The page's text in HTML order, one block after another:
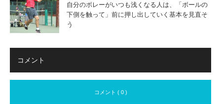
自分のボレーがいつも浅くなる人は、「ボールの
下側を触って」前に押し出していく基本を見直そ
う
コメント
コメント ( 0 )